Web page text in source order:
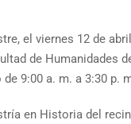
el viernes 12 de
de
9:00 a. m. a 3:30 p.
en Historia del